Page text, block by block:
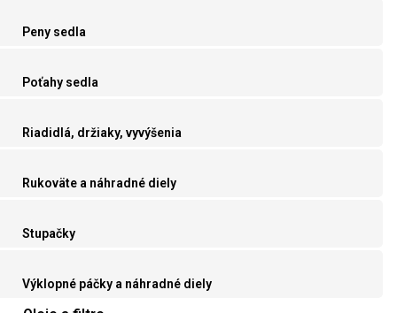
Peny sedla
Poťahy sedla
Riadidlá, držiaky, vyvýšenia
Rukoväte a náhradné diely
Stupačky
Výklopné páčky a náhradné diely